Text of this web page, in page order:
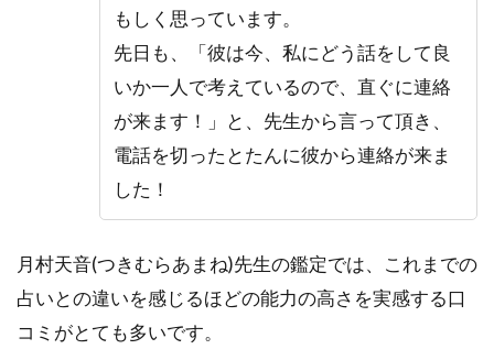
もしく思っています。
先日も、「彼は今、私にどう話をして良
いか一人で考えているので、直ぐに連絡
が来ます！」と、先生から言って頂き、
電話を切ったとたんに彼から連絡が来ま
した！
月村天音(つきむらあまね)先生の鑑定では、これまでの
占いとの違いを感じるほどの能力の高さを実感する口
コミがとても多いです。